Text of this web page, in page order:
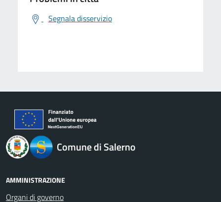
Segnala disservizio
logo Unione Europea
Comune di Salerno
AMMINISTRAZIONE
Organi di governo